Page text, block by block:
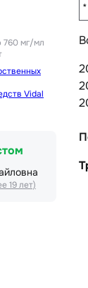
760 мг/мл
Vidal
19 лет)